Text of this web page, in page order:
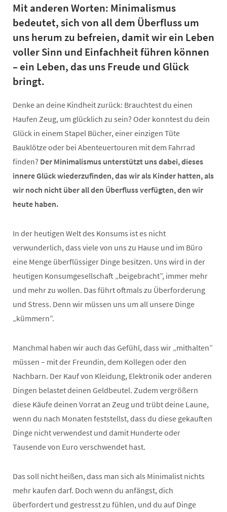
Mit anderen Worten: Minimalismus
bedeutet, sich von all dem Überfluss um
uns herum zu befreien, damit wir ein Leben
voller Sinn und Einfachheit führen können
– ein Leben, das uns Freude und Glück
bringt.
Denke an deine Kindheit zurück: Brauchtest du einen
Haufen Zeug, um glücklich zu sein? Oder konntest du dein
Glück in einem Stapel Bücher, einer einzigen Tüte
Bauklötze oder bei Abenteuertouren mit dem Fahrrad
finden? Der Minimalismus unterstützt uns dabei, dieses
innere Glück wiederzufinden, das wir als Kinder hatten, als
wir noch nicht über all den Überfluss verfügten, den wir
heute haben.
In der heutigen Welt des Konsums ist es nicht
verwunderlich, dass viele von uns zu Hause und im Büro
eine Menge überflüssiger Dinge besitzen. Uns wird in der
heutigen Konsumgesellschaft „beigebracht”, immer mehr
und mehr zu wollen. Das führt oftmals zu Überforderung
und Stress. Denn wir müssen uns um all unsere Dinge
„kümmern”.
Manchmal haben wir auch das Gefühl, dass wir „mithalten”
müssen – mit der Freundin, dem Kollegen oder den
Nachbarn. Der Kauf von Kleidung, Elektronik oder anderen
Dingen belastet deinen Geldbeutel. Zudem vergrößern
diese Käufe deinen Vorrat an Zeug und trübt deine Laune,
wenn du nach Monaten feststellst, dass du diese gekauften
Dinge nicht verwendest und damit Hunderte oder
Tausende von Euro verschwendet hast.
Das soll nicht heißen, dass man sich als Minimalist nichts
mehr kaufen darf. Doch wenn du anfängst, dich
überfordert und gestresst zu fühlen, und du auf Dinge